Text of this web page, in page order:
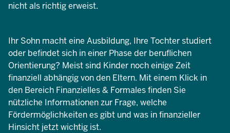
nicht als richtig erweist.
Ihr Sohn macht eine Ausbildung, Ihre Tochter studiert
oder befindet sich in einer Phase der beruflichen
Orientierung? Meist sind Kinder noch einige Zeit
finanziell abhängig von den Eltern. Mit einem Klick in
den Bereich Finanzielles & Formales finden Sie
nützliche Informationen zur Frage, welche
Fördermöglichkeiten es gibt und was in finanzieller
Hinsicht jetzt wichtig ist.